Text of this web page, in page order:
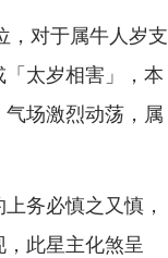
，对于属牛人岁支
太岁相害」，本
场激烈动荡，属
务必慎之又慎，
此星主化煞呈